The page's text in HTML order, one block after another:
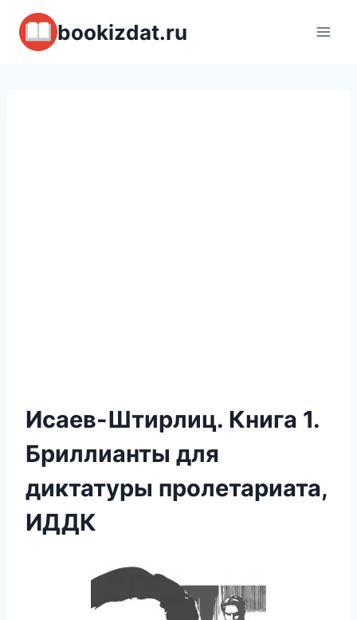
Перейти
содержимому
bookizdat.ru
Исаев-Штирлиц. Книга 1.
Бриллианты для
диктатуры пролетариата,
ИДДК